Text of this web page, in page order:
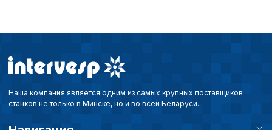
Наша компания является одним из самых крупных поставщиков
станков не только в Минске, но и во всей Беларуси.